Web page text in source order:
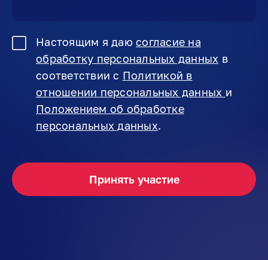
Настоящим я даю согласие на
обработку персональных данных в
соответствии с Политикой в
отношении персональных данных и
Положением об обработке
персональных данных.